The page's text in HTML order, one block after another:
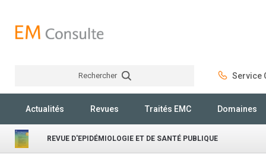
Rechercher Service
Actualités Revues Traités EMC Domaines
REVUE D'EPIDÉMIOLOGIE ET DE SANTÉ PUBLIQUE